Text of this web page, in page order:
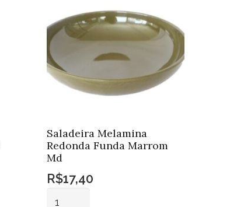
Saladeira Melamina
Redonda Funda Marrom
Md
R$17,40